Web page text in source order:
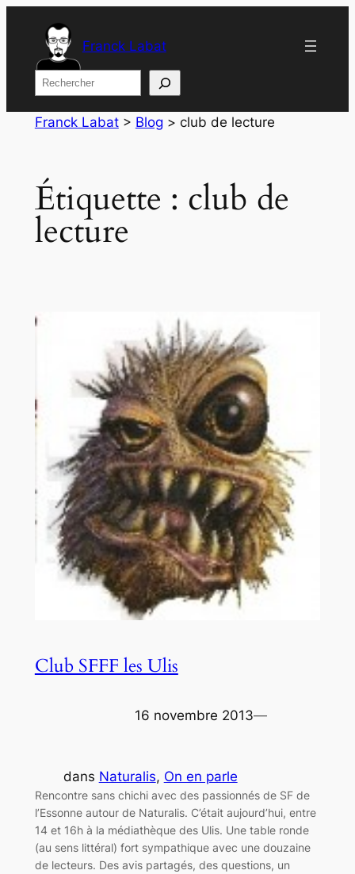
contenu
Franck Labat
Rechercher
Franck Labat> Blog > club de lecture
Étiquette : club de
lecture
Club SFFF les Ulis
16 novembre 2013—
dans Naturalis, On en parle
Rencontre sans chichi avec des passionnés de SF de
l’Essonne autour de Naturalis. C’était aujourd’hui, entre
14 et 16h à la médiathèque des Ulis. Une table ronde
(au sens littéral) fort sympathique avec une douzaine
de lecteurs. Des avis partagés, des questions, un